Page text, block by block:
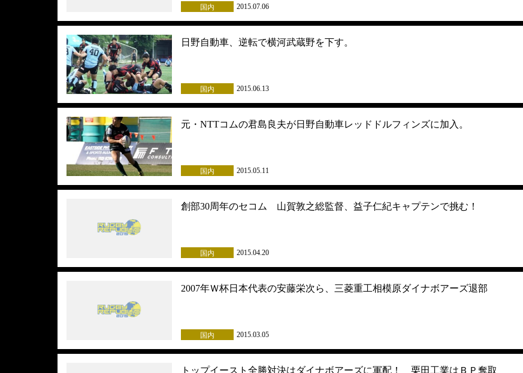
国内 2015.07.06
日野自動車、逆転で横河武蔵野を下す。
国内 2015.06.13
元・NTTコムの君島良夫が日野自動車レッドドルフィンズに加入。
国内 2015.05.11
創部30周年のセコム 山賀敦之総監督、益子仁紀キャプテンで挑む！
国内 2015.04.20
2007年Ｗ杯日本代表の安藤栄次ら、三菱重工相模原ダイナボアーズ退部
国内 2015.03.05
トップイースト全勝対決はダイナボアーズに軍配！ 栗田工業はＢＰ奪取